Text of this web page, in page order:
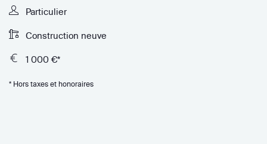
Particulier
Construction neuve
1 000 €*
* Hors taxes et honoraires